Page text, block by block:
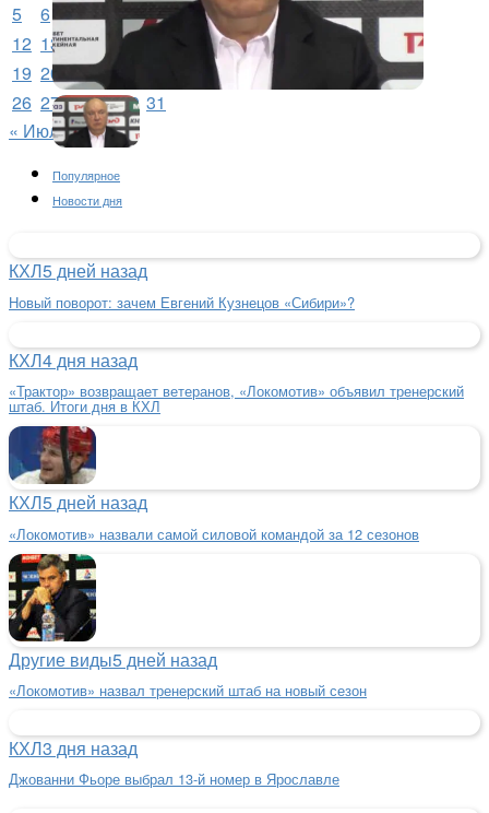
5
6 7 8 9 10
11
12 13 14 15 16
19 20 21 22
26 27 28 29 30 31
« Июл Сен »
Популярное
Новости дня
КХЛ5 дней назад
Новый поворот: зачем Евгений Кузнецов «Сибири»?
КХЛ4 дня назад
«Трактор» возвращает ветеранов, «Локомотив» объявил тренерский
штаб. Итоги дня в КХЛ
КХЛ5 дней назад
«Локомотив» назвали самой силовой командой за 12 сезонов
Другие виды5 дней назад
«Локомотив» назвал тренерский штаб на новый сезон
КХЛ3 дня назад
Джованни Фьоре выбрал 13-й номер в Ярославле